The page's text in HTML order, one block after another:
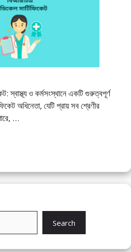
স্বাস্থ্য ও কর্মসংস্থানে একটি গুরুত্বপূর্ণ
অধিনেতা, যেটি প্রায় সব শ্রেণীর
…
Search